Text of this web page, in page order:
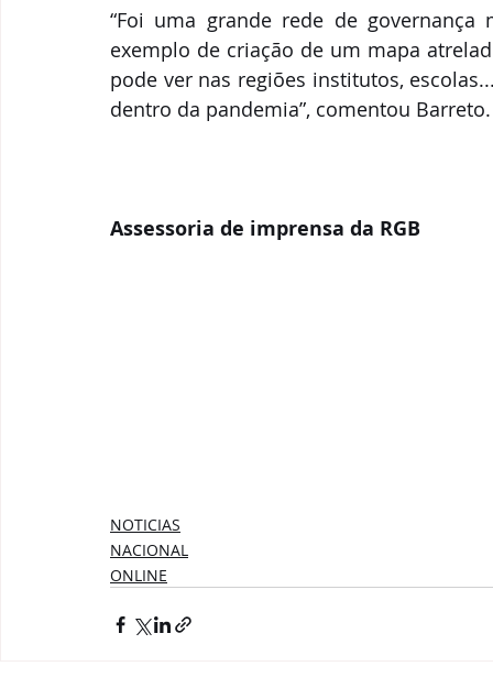
“Foi uma grande rede de
exemplo de criação de um mapa
pode ver nas regiões institutos,
dentro da pandemia”, comentou
Assessoria de imprensa da RGB
NOTICIAS
NACIONAL
ONLINE